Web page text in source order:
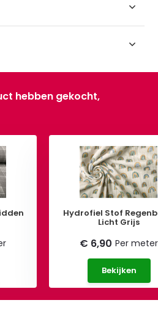
hebben gekocht,
Hydrofiel Stof
Licht Grijs
€ 6,90 Per meter
Bekijken